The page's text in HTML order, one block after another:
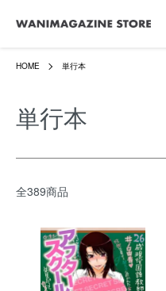
HOME 単行本
単行本
全389商品